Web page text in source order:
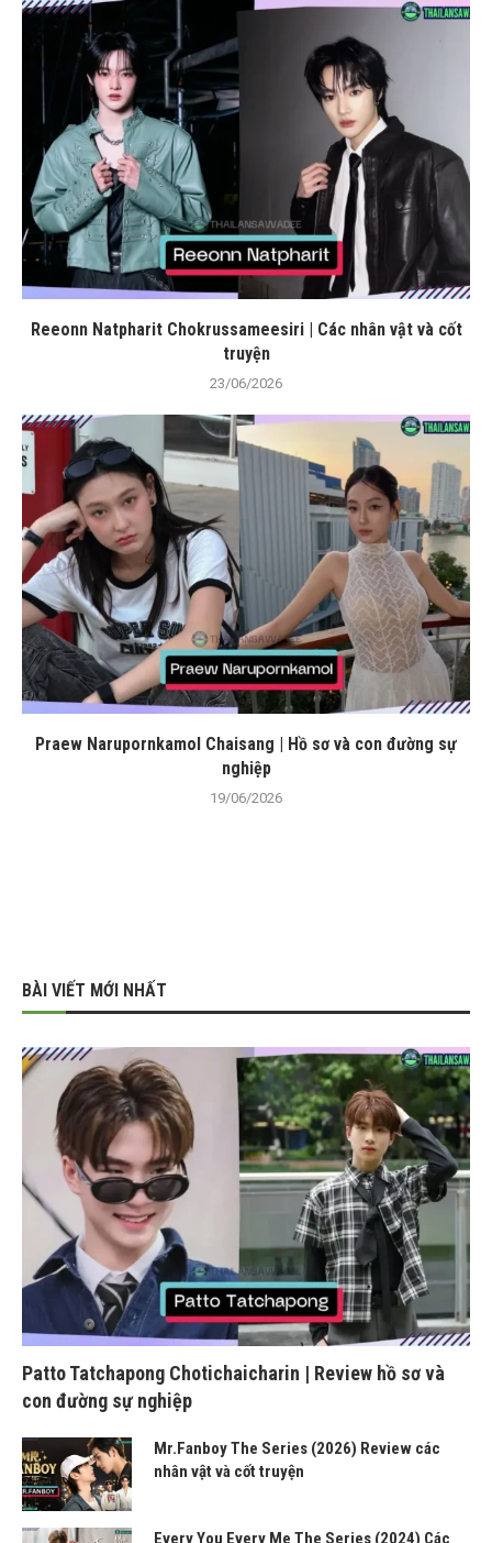
Reeonn Natpharit Chokrussameesiri | Các nhân vật và cốt
truyện
23/06/2026
Praew Narupornkamol Chaisang | Hồ sơ và con đường sự
nghiệp
19/06/2026
BÀI VIẾT MỚI NHẤT
Patto Tatchapong Chotichaicharin | Review hồ sơ và
con đường sự nghiệp
Mr.Fanboy The Series (2026) Review các
nhân vật và cốt truyện
Every You Every Me The Series (2024) Các